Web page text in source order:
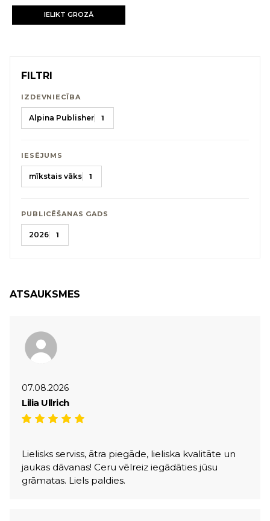
FILTRI
IZDEVNIECĪBA
Alpina Publisher 1
IESĒJUMS
mīkstais vāks 1
PUBLICĒŠANAS GADS
2026 1
ATSAUKSMES
07.08.2026
Lilia Ullrich
Lielisks serviss, ātra piegāde, lieliska kvalitāte un
jaukas dāvanas! Ceru vēlreiz iegādāties jūsu
grāmatas. Liels paldies.
IELIKT GROZĀ